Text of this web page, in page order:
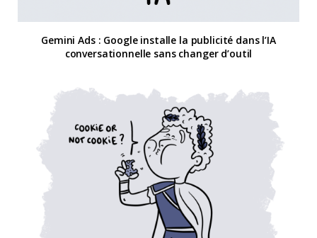
Gemini Ads : Google installe la publicité dans l’IA
conversationnelle sans changer d’outil